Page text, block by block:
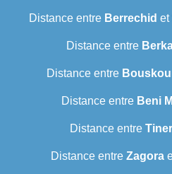
Distance entre Berrechid et
Distance entre
Distance entre
Distance entre Beni
Distance entre
Distance entre Zagora